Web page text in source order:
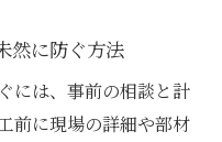
然に防ぐ方法
には、事前の相談と計
前に現場の詳細や部材